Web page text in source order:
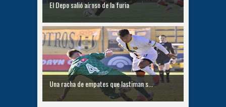
El Depo salió aíroso de la furia
Una racha de empates que lastiman s...